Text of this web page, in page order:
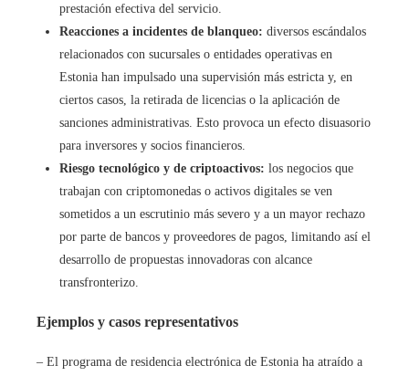
prestación efectiva del servicio.
Reacciones a incidentes de blanqueo: diversos escándalos
relacionados con sucursales o entidades operativas en
Estonia han impulsado una supervisión más estricta y, en
ciertos casos, la retirada de licencias o la aplicación de
sanciones administrativas. Esto provoca un efecto disuasorio
para inversores y socios financieros.
Riesgo tecnológico y de criptoactivos: los negocios que
trabajan con criptomonedas o activos digitales se ven
sometidos a un escrutinio más severo y a un mayor rechazo
por parte de bancos y proveedores de pagos, limitando así el
desarrollo de propuestas innovadoras con alcance
transfronterizo.
Ejemplos y casos representativos
– El programa de residencia electrónica de Estonia ha atraído a